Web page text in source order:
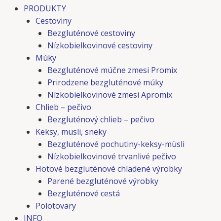
PRODUKTY
Cestoviny
Bezgluténové cestoviny
Nízkobielkovinové cestoviny
Múky
Bezgluténové múčne zmesi Promix
Prirodzene bezgluténové múky
Nízkobielkovinové zmesi Apromix
Chlieb – pečivo
Bezgluténový chlieb – pečivo
Keksy, müsli, sneky
Bezgluténové pochutiny-keksy-müsli
Nízkobielkovinové trvanlivé pečivo
Hotové bezgluténové chladené výrobky
Parené bezgluténové výrobky
Bezgluténové cestá
Polotovary
INFO